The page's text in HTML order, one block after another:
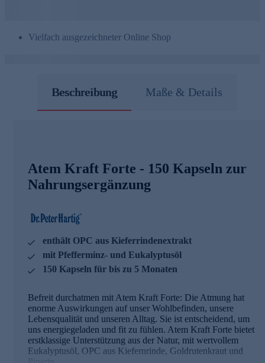
Vielfach ausgezeichneter Online Shop
Beschreibung Maße & Details
Atem Kraft Forte - 150 Kapseln zur
Nahrungsergänzung
enthält OPC aus Kieferrindenextrakt
mit Pfefferminz- und Eukalyptusöl
150 Kapseln für bis zu 5 Monaten
Befreit durchatmen mit Atem Kraft Forte: Die Atmung hat
enorme Auswirkungen auf unser Wohlbefinden, unsere
Lebensqualität und unseren Alltag. Sie ist entscheidend, um
uns energiegeladen und fit zu fühlen. Atem Kraft Forte bietet
erstklassige Unterstützung aus der Natur, mit wertvollem
Eukalyptusöl, OPC aus Kiefernrinde, Goldrutenkraut und